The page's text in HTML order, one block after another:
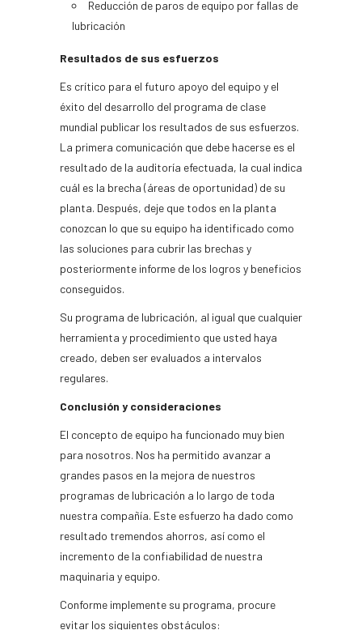
Reducción de paros de equipo por fallas de
lubricación
Resultados de sus esfuerzos
Es crítico para el futuro apoyo del equipo y el
éxito del desarrollo del programa de clase
mundial publicar los resultados de sus esfuerzos.
La primera comunicación que debe hacerse es el
resultado de la auditoría efectuada, la cual indica
cuál es la brecha (áreas de oportunidad) de su
planta. Después, deje que todos en la planta
conozcan lo que su equipo ha identificado como
las soluciones para cubrir las brechas y
posteriormente informe de los logros y beneficios
conseguidos.
Su programa de lubricación, al igual que cualquier
herramienta y procedimiento que usted haya
creado, deben ser evaluados a intervalos
regulares.
Conclusión y consideraciones
El concepto de equipo ha funcionado muy bien
para nosotros. Nos ha permitido avanzar a
grandes pasos en la mejora de nuestros
programas de lubricación a lo largo de toda
nuestra compañía. Este esfuerzo ha dado como
resultado tremendos ahorros, así como el
incremento de la confiabilidad de nuestra
maquinaria y equipo.
Conforme implemente su programa, procure
evitar los siguientes obstáculos: